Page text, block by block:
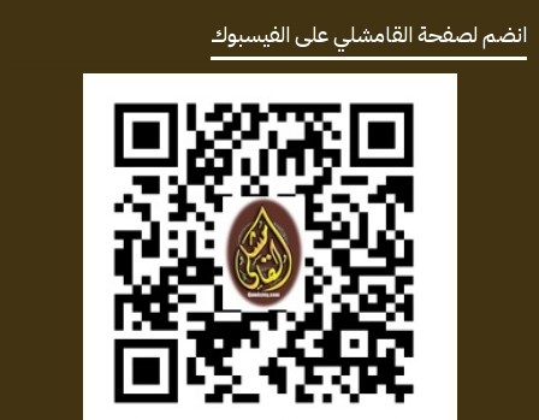
انضم لصفحة القامشلي على الفيسبوك